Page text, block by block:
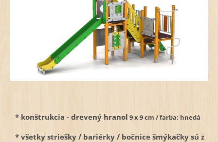
* konštrukcia - drevený hranol 9 x 9 cm / farba: hnedá
* všetky striešky / bariérky / bočnice šmýkačky sú z